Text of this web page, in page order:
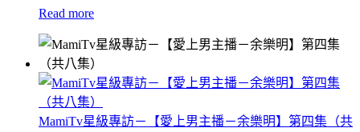
Read more
MamiTv星級專訪－【愛上男主播－余樂明】第四集（共